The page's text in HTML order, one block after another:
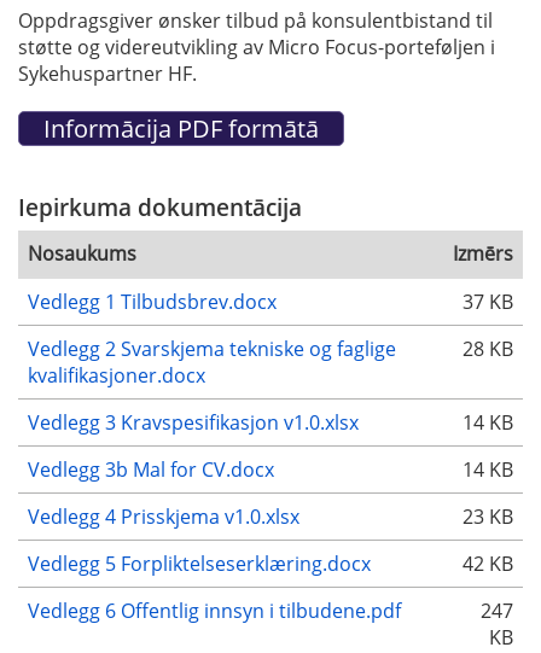
Oppdragsgiver ønsker tilbud på konsulentbistand til
støtte og videreutvikling av Micro Focus-porteføljen i
Sykehuspartner HF.
Iepirkuma dokumentācija
Nosaukums
Izmērs
Vedlegg 1 Tilbudsbrev.docx
37 KB
Vedlegg 2 Svarskjema tekniske og faglige
kvalifikasjoner.docx
28 KB
Vedlegg 3 Kravspesifikasjon v1.0.xlsx
14 KB
Vedlegg 3b Mal for CV.docx
14 KB
Vedlegg 4 Prisskjema v1.0.xlsx
23 KB
Vedlegg 5 Forpliktelseserklæring.docx
42 KB
Vedlegg 6 Offentlig innsyn i tilbudene.pdf
247
KB